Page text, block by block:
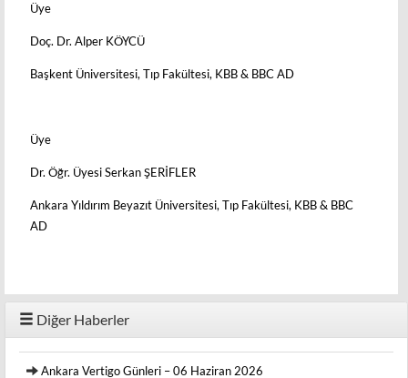
Üye
Doç. Dr. Alper KÖYCÜ
Başkent Üniversitesi, Tıp Fakültesi, KBB & BBC AD
Üye
Dr. Öğr. Üyesi Serkan ŞERİFLER
Ankara Yıldırım Beyazıt Üniversitesi, Tıp Fakültesi, KBB & BBC
AD
Diğer Haberler
Ankara Vertigo Günleri – 06 Haziran 2026